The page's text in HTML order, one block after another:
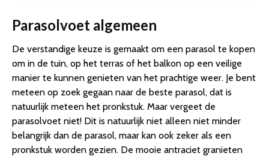
Parasolvoet algemeen
De verstandige keuze is gemaakt om een parasol te kopen
om in de tuin, op het terras of het balkon op een veilige
manier te kunnen genieten van het prachtige weer. Je bent
meteen op zoek gegaan naar de beste parasol, dat is
natuurlijk meteen het pronkstuk. Maar vergeet de
parasolvoet niet! Dit is natuurlijk niet alleen niet minder
belangrijk dan de parasol, maar kan ook zeker als een
pronkstuk worden gezien. De mooie antraciet granieten